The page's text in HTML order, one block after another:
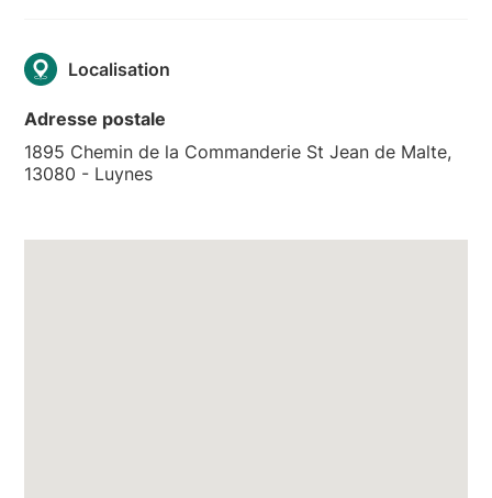
Localisation
Adresse postale
1895 Chemin de la Commanderie St Jean de Malte,
13080 - Luynes